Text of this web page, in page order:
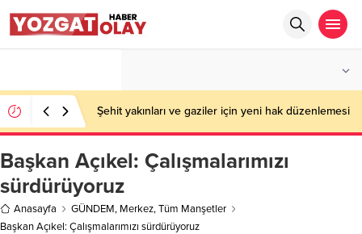
Şehit yakınları ve gaziler için yeni hak düzenlemesi
Başkan Açıkel: Çalışmalarımızı
sürdürüyoruz
Anasayfa GÜNDEM, Merkez,Tüm Manşetler
Başkan Açıkel: Çalışmalarımızı sürdürüyoruz